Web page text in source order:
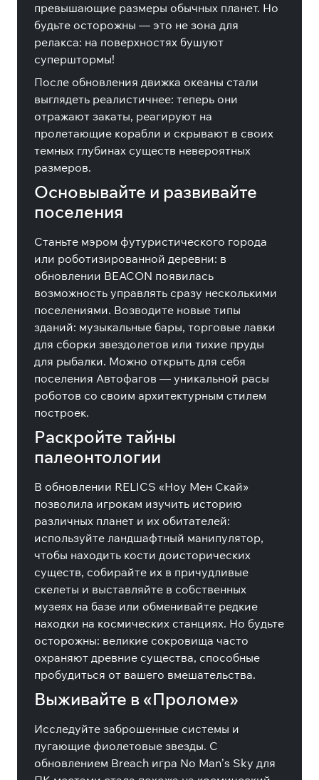
превышающие размеры обычных планет. Но
будьте осторожны — это не зона для
релакса: на поверхностях бушуют
суперштормы!
После обновления движка океаны стали
выглядеть реалистичнее: теперь они
отражают закаты, реагируют на
пролетающие корабли и скрывают в своих
темных глубинах существ невероятных
размеров.
Основывайте и развивайте
поселения
Станьте мэром футуристического города
или роботизированной деревни: в
обновлении BEACON появилась
возможность управлять сразу несколькими
поселениями. Возводите новые типы
зданий: музыкальные бары, торговые лавки
для сборки звездолетов или тихие пруды
для рыбалки. Можно открыть для себя
поселения Автофагов — уникальной расы
роботов со своим архитектурным стилем
построек.
Раскройте тайны
палеонтологии
В обновлении RELICS «Ноу Мен Скай»
позволила игрокам изучить историю
различных планет и их обитателей:
используйте ландшафтный манипулятор,
чтобы находить кости доисторических
существ, собирайте их в причудливые
скелеты и выставляйте в собственных
музеях на базе или обменивайте редкие
находки на космических станциях. Но будьте
осторожны: великие сокровища часто
охраняют древние существа, способные
пробудиться от вашего вмешательства.
Выживайте в «Проломе»
Исследуйте заброшенные системы и
пугающие фиолетовые звезды. С
обновлением Breach игра No Man’s Sky для